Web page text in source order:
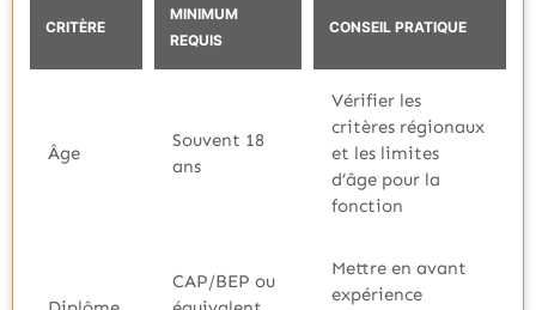
CRITÈRE
MINIMUM
REQUIS
CONSEIL PRATIQUE
Âge
Souvent 18
ans
Vérifier les
critères régionaux
et les limites
d’âge pour la
fonction
CAP/BEP ou
Mettre en avant
expérience